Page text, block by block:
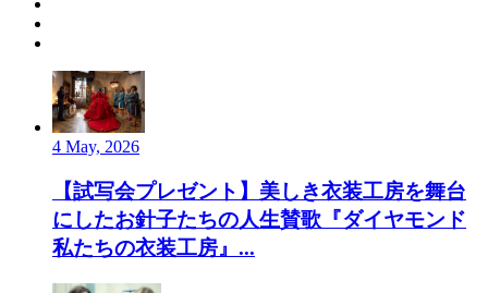
4 May, 2026
【試写会プレゼント】美しき衣装工房を舞台
にしたお針子たちの人生賛歌『ダイヤモンド
私たちの衣装工房』...